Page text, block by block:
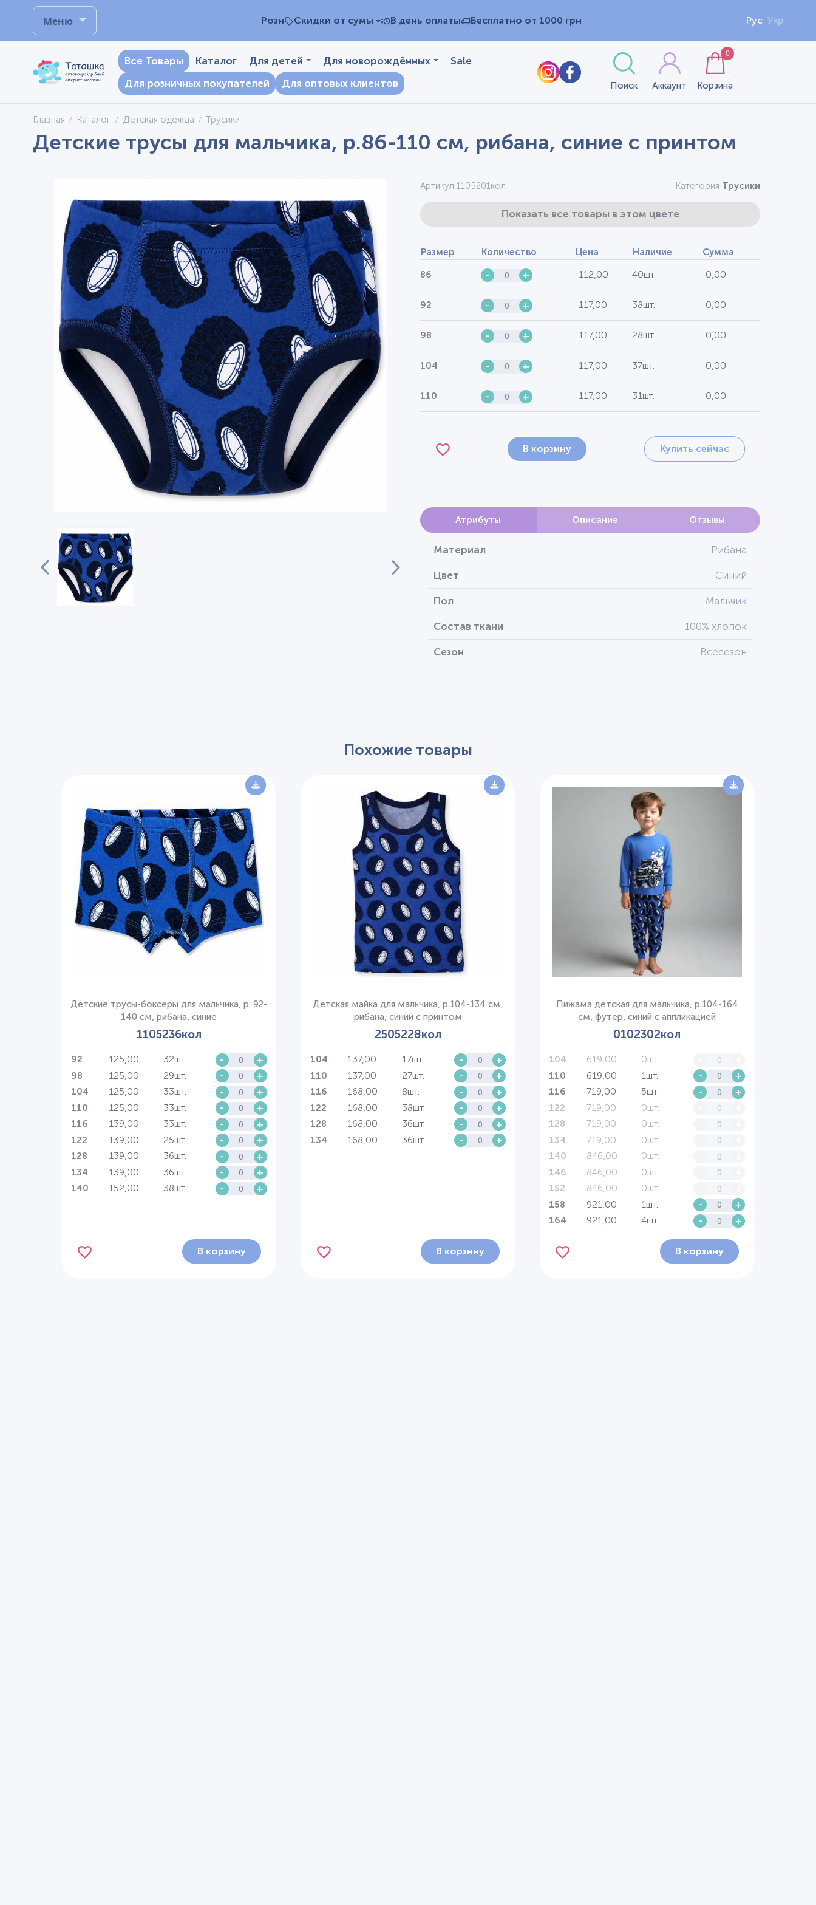
Меню Розн Скидки от сумы В день оплаты Бесплатно от 1000 грн Рус Укр
Все Товары Каталог Для детей Для новорождённых
Sale
Для розничных покупателей
Для оптовых клиентов Поиск Аккаунт Корзина
0
Главная Каталог Детская одежда Трусики
Детские трусы для мальчика, р.86-110 см, рибана, синие с принтом
Артикул 1105201кол Категория Трусики
Показать все товары в этом цвете
Размер Количество Цена Наличие Сумма
86 - + 112,00 40шт. 0,00
92 - + 117,00 38шт. 0,00
98 - + 117,00 28шт. 0,00
104 - + 117,00 37шт. 0,00
110 - + 117,00 31шт. 0,00
В корзину Купить сейчас
Атрибуты Описание Отзывы
Материал Рибана
Цвет Синий
Пол Мальчик
Состав ткани 100% хлопок
Сезон Всесезон
Похожие товары
Детские трусы-боксеры для мальчика, р. 92-
140 см, рибана, синие
1105236кол
92 125,00 32шт. - +
98 125,00 29шт. - +
104 125,00 33шт. - +
110 125,00 33шт. - +
116 139,00 33шт. - +
122 139,00 25шт. - +
128 139,00 36шт. - +
134 139,00 36шт. - +
140 152,00 38шт. - +
В корзину
Детская майка для мальчика, р.104-134 см,
рибана, синий с принтом
2505228кол
104 137,00 17шт. - +
110 137,00 27шт. - +
116 168,00 8шт. - +
122 168,00 38шт. - +
128 168,00 36шт. - +
134 168,00 36шт. - +
В корзину
Пижама детская для мальчика, р.104-164
см, футер, синий с аппликацией
0102302кол
104 619,00 0шт.
110 619,00 1шт. - +
116 719,00 5шт. - +
122 719,00 0шт.
128 719,00 0шт.
134 719,00 0шт.
140 846,00 0шт.
146 846,00 0шт.
152 846,00 0шт.
158 921,00 1шт. - +
164 921,00 4шт. - +
В корзину